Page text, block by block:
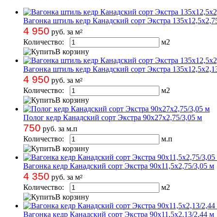
Вагонка штиль кедр Канадский сорт Экстра
4 950 руб. за м2
Количество: м2
В корзину
Вагонка штиль кедр Канадский сорт Экстра
4 950 руб. за м2
Количество: м2
В корзину
Полог кедр Канадский сорт Экстра 90х27х2,75/3,05 м
750 руб. за м.п
Количество:
м.п
В корзину
Вагонка кедр Канадский сорт Экстра 90х11,5х2,75/3,05 м
4 350 руб. за м2
Количество: м2
В корзину
Вагонка кедр Канадский сорт Экстра 90х11,5х2,13/2,44 м